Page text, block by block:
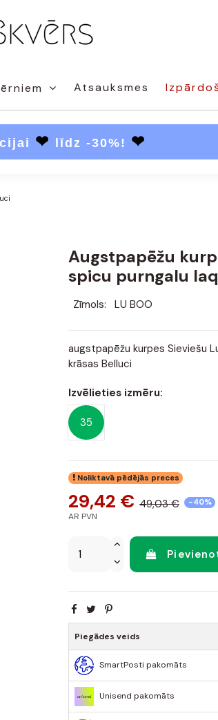
Atsauksmes
❤ līdz -30%! ❤
Augstpapēžu
spicu purngalu
Zīmols: LU BOO
augstpapēžu kurpes Sieviešu
krāsas Belluci
Izvēlieties izmēru:
35
Noliktavā pēdējās preces
29,42 € 49,03 € -40%
AR PVN
Piegādes veids
SmartPosti pakomāts
Unisend pakomāts